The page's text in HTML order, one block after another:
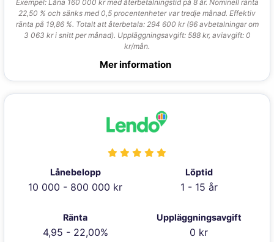
Exempel: Låna 160 000 kr med återbetalningstid på 8 år. Nominell ränta
22,50 % och sänks med 0,5 procentenheter var tredje månad. Effektiv
ränta på 19,86 %. Totalt att återbetala: 294 600 kr (96 avbetalningar om
3 063 kr i snitt per månad). Uppläggningsavgift: 588 kr, aviavgift: 0
kr/mån.
Mer information
Lånebelopp
10 000 - 800 000 kr
Löptid
1 - 15 år
Ränta
4,95 - 22,00%
Uppläggningsavgift
0 kr